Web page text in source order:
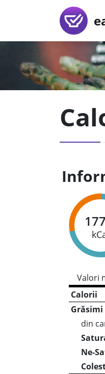
Valori
Calorii
Grăsimi
din
Ne-